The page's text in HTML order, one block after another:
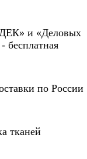
и «Деловых
бесплатная
по России
тканей